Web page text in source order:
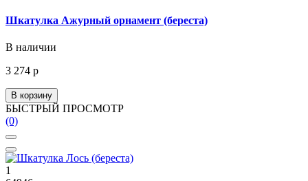
Шкатулка Ажурный орнамент (береста)
В наличии
3 274 р
В корзину
БЫСТРЫЙ ПРОСМОТР
(0)
1